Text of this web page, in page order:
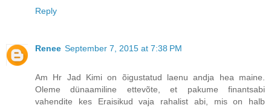
Reply
Renee September 7, 2015 at 7:38 PM
Am Hr Jad Kimi on õigustatud laenu andja hea maine.
Oleme dünaamiline ettevõte, et pakume finantsabi
vahendite kes Eraisikud vaja rahalist abi, mis on halb